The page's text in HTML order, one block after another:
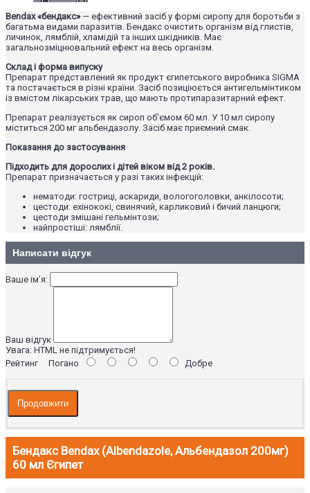
Bendax «бендакс»— ефективний засіб у формі сиропу для боротьби з
багатьма видами паразитів. Бендакс очистить організм від глистів,
личинок, лямблій, хламідій та інших шкідників. Має
загальнозміцнювальний ефект на весь організм.
Склад і форма випуску
Препарат представлений як продукт єгипетського виробника SIGMA
та постачається в різні країни. Засіб позиціюється антигельмінтиком
із вмістом лікарських трав, що мають протипаразитарний ефект.
Препарат реалізується як сироп об'ємом 60 мл. У 10 мл сиропу
міститься 200 мг альбендазолу. Засіб має приємний смак.
Показання до застосування
Підходить для дорослих і дітей віком від 2 років.
Препарат призначається у разі таких інфекцій:
нематоди: гостриці, аскариди, вологоголовки, анкілосоти;
цестоди: ехінококі, свинячий, карликовий і бичий ланцюги;
цестоди змішані гельмінтози;
найпростіші: лямблії.
Написати відгук
Ваше ім’я:
Ваш відгук
Увага: HTML не підтримується!
РейтингПогано Добре
Продовжити
Бендакс Bendax (Albendazole, Альбендазол 200мг)
60 мл Єгипет